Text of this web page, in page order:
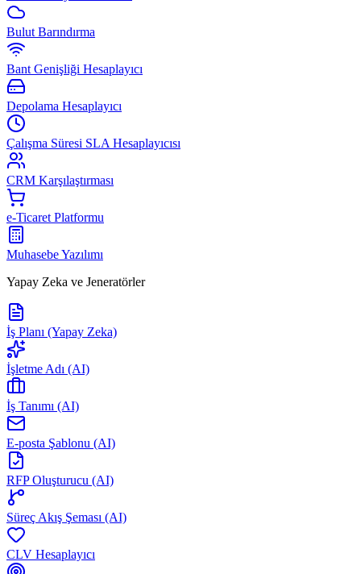
Bulut Barındırma
Bant Genişliği Hesaplayıcı
Depolama Hesaplayıcı
Çalışma Süresi SLA Hesaplayıcısı
CRM Karşılaştırması
e-Ticaret Platformu
Muhasebe Yazılımı
Yapay Zeka ve Jeneratörler
İş Planı (Yapay Zeka)
İşletme Adı (AI)
İş Tanımı (AI)
E-posta Şablonu (AI)
RFP Oluşturucu (AI)
Süreç Akış Şeması (AI)
CLV Hesaplayıcı